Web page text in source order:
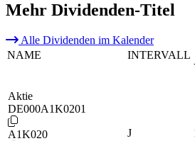
Mehr Dividenden-Titel
Alle Dividenden im Kalender
NAME
INTERVALL
Aktie
DE000A1K0201
A1K020 J